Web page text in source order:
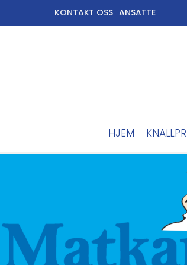
KONTAKT OSS ANSATTE
HJEM